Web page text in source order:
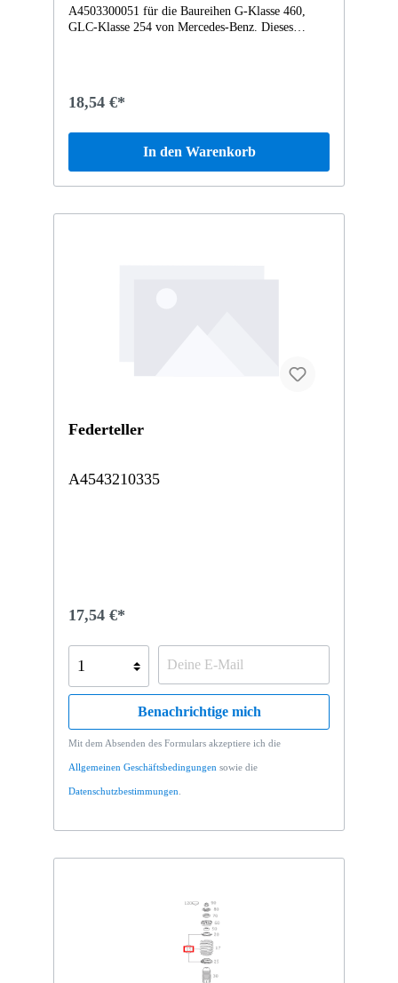
A4503300051 für die Baureihen G-Klasse 460,
GLC-Klasse 254 von Mercedes-Benz. Dieses
Dieses Teil ersetzt die Teilenummer
A4503300051 wurde unter anderem verbaut in
folgenden Modellen 451380 fortwo coupé mhd 52
kW01MC01 GLC 300 de 4MATIC Vertrauen Sie
auf Mercedes-Benz Originalteile.
18,54 €*
In den Warenkorb
Federteller
A4543210335
17,54 €*
Benachrichtige mich
Mit dem Absenden des Formulars akzeptiere ich die
Allgemeinen Geschäftsbedingungen sowie die
Datenschutzbestimmungen